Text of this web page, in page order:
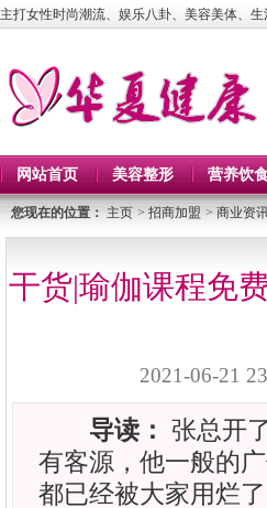
主打女性时尚潮流、娱乐八卦、美容美体、
网站首页 美容整形 营养饮
您现在的位置： 主页 > 招商加盟 > 商业资
干货|瑜伽课程免
2021-06-21
导读： 张总开
有客源，他一般的
都已经被大家用烂